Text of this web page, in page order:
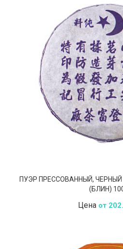
ПУЭР ПРЕССОВАННЫЙ, ЧЕРНЫЙ
(БЛИН)
Цена от